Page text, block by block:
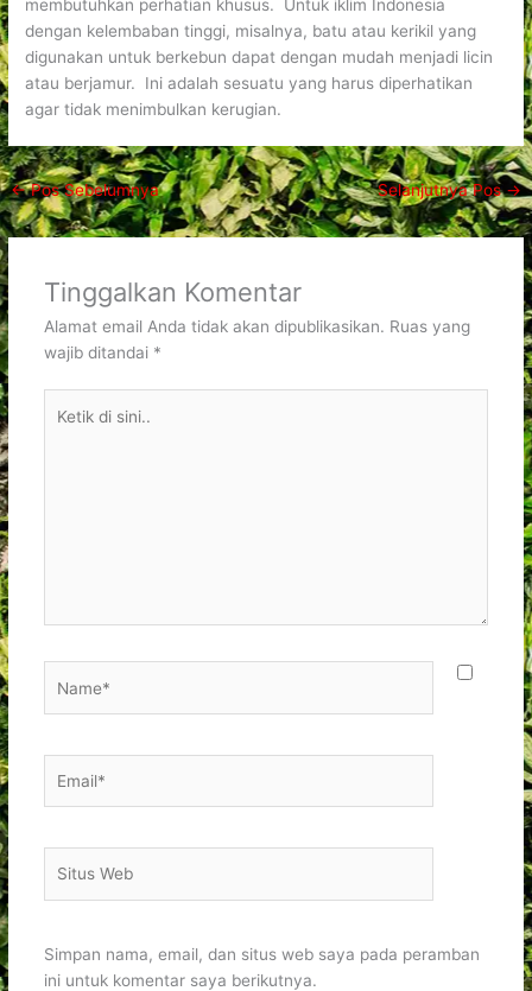
membutuhkan perhatian khusus. Untuk iklim Indonesia
dengan kelembaban tinggi, misalnya, batu atau kerikil yang
digunakan untuk berkebun dapat dengan mudah menjadi licin
atau berjamur. Ini adalah sesuatu yang harus diperhatikan
agar tidak menimbulkan kerugian.
←Pos Sebelumnya Selanjutnya Pos→
Tinggalkan Komentar
Alamat email Anda tidak akan dipublikasikan. Ruas yang
wajib ditandai *
Web
Simpan nama, email, dan situs web saya pada peramban
ini untuk komentar saya berikutnya.